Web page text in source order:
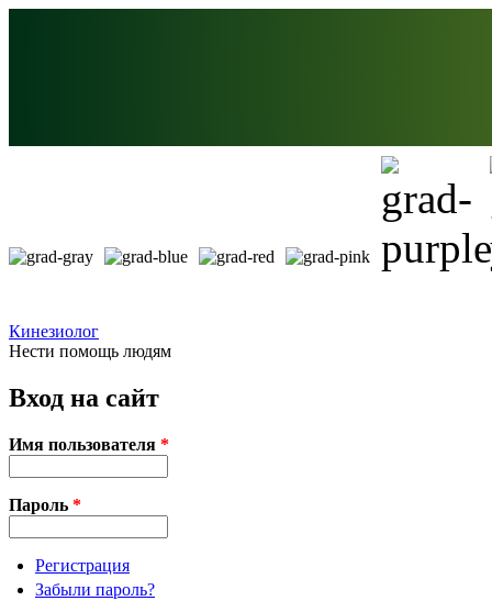
Кинезиолог
Нести помощь людям
Вход на сайт
Имя пользователя *
Пароль *
Регистрация
Забыли пароль?